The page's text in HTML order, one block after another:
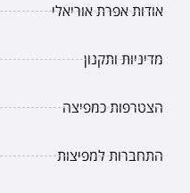
אודות אפרת אוריאלי
מדיניות ותקנון
הצטרפות כמפיצה
התחברות למפיצות